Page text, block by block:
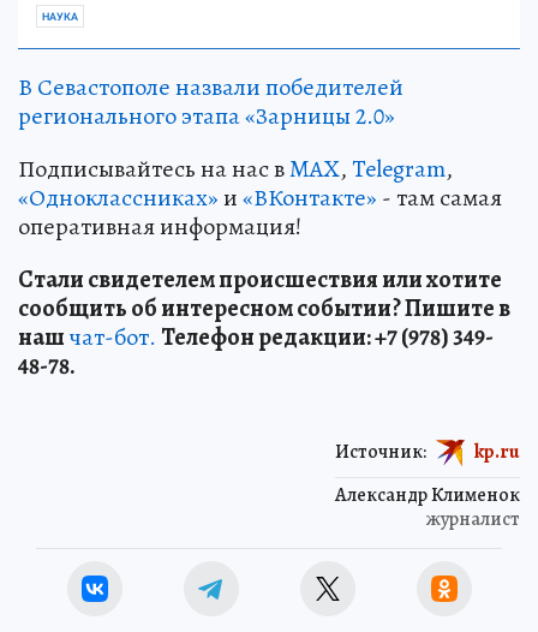
НАУКА
В Севастополе назвали победителей
регионального этапа «Зарницы 2.0»
Подписывайтесь на нас вMAX,Telegram,
«Одноклассниках»и«ВКонтакте» - там самая
оперативная информация!
Стали свидетелем происшествия или хотите
сообщить об интересном событии? Пишите в
нашчат-бот. Телефон редакции: +7 (978) 349-
48-78.
Александр Клименок
журналист
Источник: kp.ru